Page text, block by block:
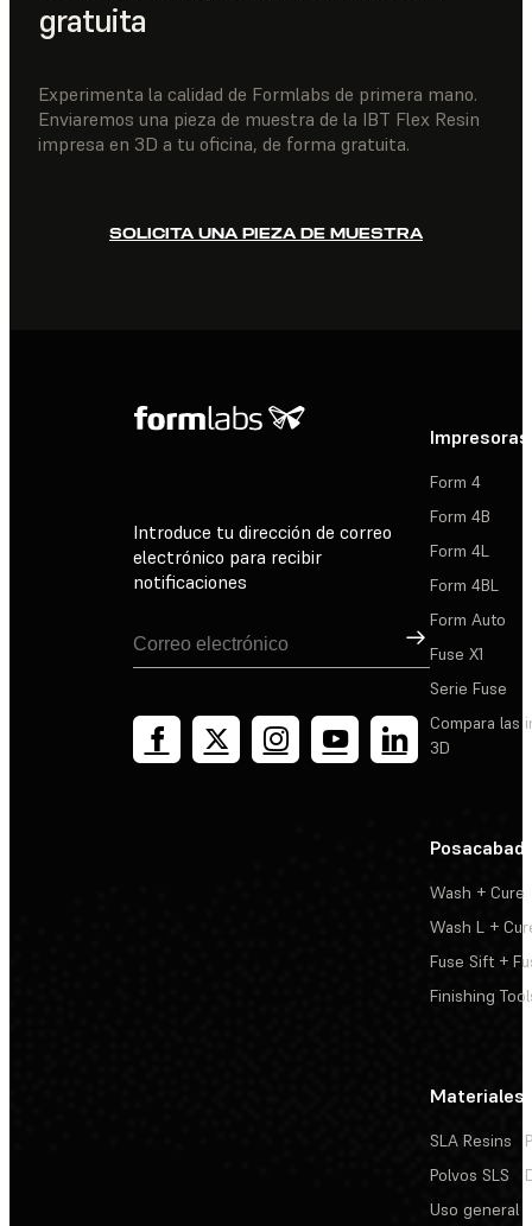
gratuita
Experimenta la calidad de Formlabs de primera mano.
Enviaremos una pieza de muestra de la IBT Flex Resin
impresa en 3D a tu oficina, de forma gratuita.
SOLICITA UNA PIEZA DE MUESTRA
Introduce tu dirección de correo
electrónico para recibir
notificaciones
Suscribirse
Impresoras
Form 4
Form 4B
Form 4L
Form 4BL
Form Auto
Fuse X1
Serie Fuse
Compara las
3D
Wash + Cure
Wash L +
Fuse Sift +
Finishing
Materiales
SLA Resins
Polvos SLS
Uso general